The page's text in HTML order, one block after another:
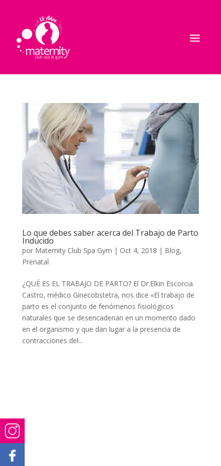
Lo que debes saber acerca del Trabajo de Parto
Inducido
por Maternity Club Spa Gym | Oct 4, 2018 | Blog,
Prenatal
¿QUÉ ES EL TRABAJO DE PARTO? El Dr.Elkin Escorcia
Castro, médico Ginecobstetra, nos dice «El trabajo de
parto es el conjunto de fenómenos fisiológicos
naturales que se desencadenan en un momento dado
en el organismo y que dan lugar a la presencia de
contracciones del...